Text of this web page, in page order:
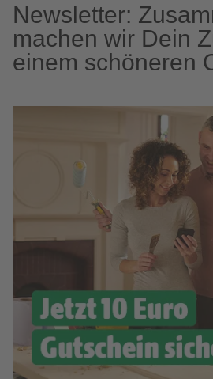
Newsletter:
machen wir Dein
einem schöneren